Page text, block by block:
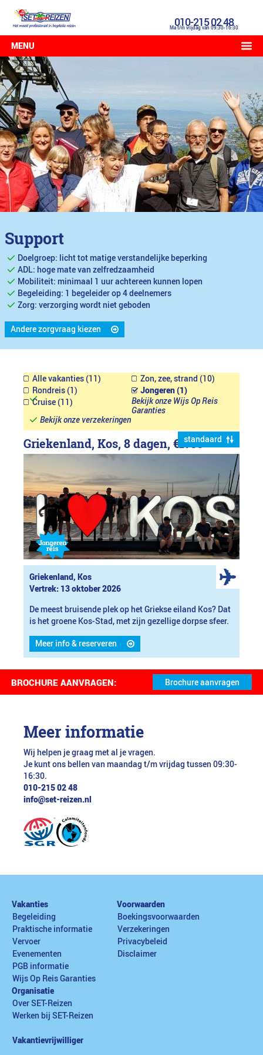
010-215 02 48
Ma t/m vrijdag van 09:30-16:30
MENU
Support
Doelgroep: licht tot matige verstandelijke beperking
ADL: hoge mate van zelfredzaamheid
Mobiliteit: minimaal 1 uur achtereen kunnen lopen
Begeleiding: 1 begeleider op 4 deelnemers
Zorg: verzorging wordt niet geboden
Andere zorgvraag kiezen
Alle vakanties (11)
Zon, zee, strand (10)
Rondreis (1)
Jongeren (1)
Cruise (11)
Bekijk onze Wijs Op Reis
Garanties
Bekijk onze verzekeringen
standaard
Griekenland, Kos, 8 dagen, €1799
Griekenland, Kos
Vertrek: 13 oktober 2026
De meest bruisende plek op het Griekse eiland Kos? Dat
is het groene Kos-Stad, met zijn gezellige dorpse sfeer.
Meer info & reserveren
BROCHURE AANVRAGEN:
Meer informatie
Wij helpen je graag met al je vragen.
Je kunt ons bellen van maandag t/m vrijdag tussen 09:30-
16:30.
010-215 02 48
info@set-reizen.nl
Vakanties
Begeleiding
Praktische informatie
Vervoer
Evenementen
PGB informatie
Wijs Op Reis Garanties
Voorwaarden
Boekingsvoorwaarden
Verzekeringen
Privacybeleid
Disclaimer
Organisatie
Over SET-Reizen
Werken bij SET-Reizen
Vakantievrijwilliger